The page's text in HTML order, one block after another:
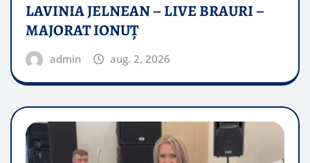
LAVINIA JELNEAN – LIVE BRAURI –
MAJORAT IONUŢ
admin aug. 2, 2026